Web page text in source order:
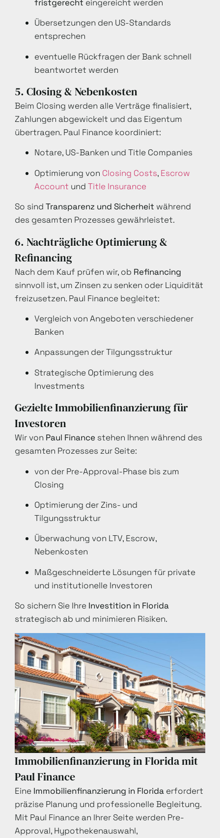
fristgerecht eingereicht werden
Übersetzungen den US-Standards
entsprechen
eventuelle Rückfragen der Bank schnell
beantwortet werden
5. Closing & Nebenkosten
Beim Closing werden alle Verträge finalisiert,
Zahlungen abgewickelt und das Eigentum
übertragen. Paul Finance koordiniert:
Notare, US-Banken und Title Companies
Optimierung von Closing Costs, Escrow
Account und Title Insurance
So sind Transparenz und Sicherheit während
des gesamten Prozesses gewährleistet.
6. Nachträgliche Optimierung &
Refinancing
Nach dem Kauf prüfen wir, ob Refinancing
sinnvoll ist, um Zinsen zu senken oder Liquidität
freizusetzen. Paul Finance begleitet:
Vergleich von Angeboten verschiedener
Banken
Anpassungen der Tilgungsstruktur
Strategische Optimierung des
Investments
Gezielte Immobilienfinanzierung für
Investoren
Wir von Paul Finance stehen Ihnen während des
gesamten Prozesses zur Seite:
von der Pre-Approval-Phase bis zum
Closing
Optimierung der Zins- und
Tilgungsstruktur
Überwachung von LTV, Escrow,
Nebenkosten
Maßgeschneiderte Lösungen für private
und institutionelle Investoren
So sichern Sie Ihre Investition in Florida
strategisch ab und minimieren Risiken.
Immobilienfinanzierung in Florida mit
Paul Finance
Eine Immobilienfinanzierung in Florida erfordert
präzise Planung und professionelle Begleitung.
Mit Paul Finance an Ihrer Seite werden Pre-
Approval, Hypothekenauswahl,